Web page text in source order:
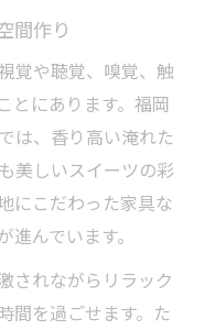
間作り
覚や聴覚、嗅覚、触
とにあります。福岡
は、香り高い淹れた
美しいスイーツの彩
にこだわった家具な
んでいます。
されながらリラック
間を過ごせます。た